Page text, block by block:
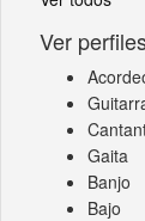
Ver
Gaita
Banjo
Bajo